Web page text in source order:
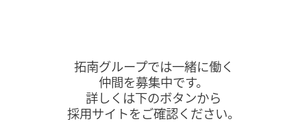
拓南グループでは一緒に働く
仲間を募集中です。
詳しくは下のボタンから
採用サイトをご確認ください。